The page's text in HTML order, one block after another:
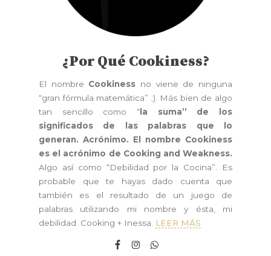
¿Por Qué Cookiness?
El nombre Cookiness no viene de ninguna
“gran fórmula matemática” ;). Más bien de algo
tan sencillo como “ la suma” de los
significados de las palabras que lo
generan. Acrónimo. El nombre Cookiness
es el acrónimo de Cooking and Weakness.
Algo así como “Debilidad por la Cocina”. Es
probable que te hayas dado cuenta que
también es el resultado de un juego de
palabras utilizando mi nombre y ésta, mi
debilidad. Cooking + Inessa. LEER MÁS